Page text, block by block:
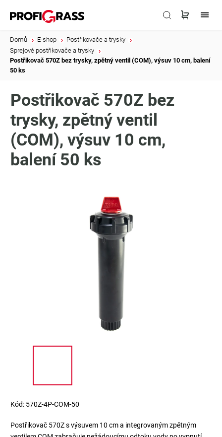
Domů E-shop Postřikovače a trysky
Sprejové postřikovače a trysky
Postřikovač 570Z bez trysky, zpětný ventil (COM), výsuv 10 cm, balení
50 ks
Postřikovač 570Z bez
trysky, zpětný ventil
(COM), výsuv 10 cm,
balení 50 ks
Kód: 570Z-4P-COM-50
Postřikovač 570Z s výsuvem 10 cm a integrovaným zpětným